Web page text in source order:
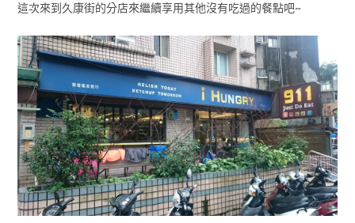
這次來到久康街的分店來繼續享用其他沒有吃過的餐點吧~